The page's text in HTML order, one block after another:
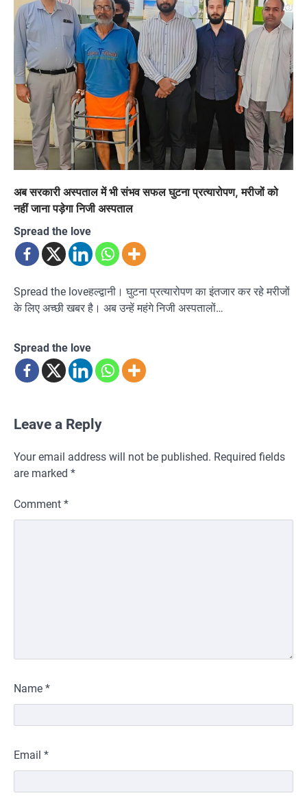
अब सरकारी अस्पताल में भी संभव सफल घुटना प्रत्यारोपण, मरीजों को
नहीं जाना पड़ेगा निजी अस्पताल
Spread the love
Spread the loveहल्द्वानी। घुटना प्रत्यारोपण का इंतजार कर रहे मरीजों
के लिए अच्छी खबर है। अब उन्हें महंगे निजी अस्पतालों…
Spread the love
Leave a Reply
Your email address will not be published. Required fields
are marked *
Comment *
Name *
Email *